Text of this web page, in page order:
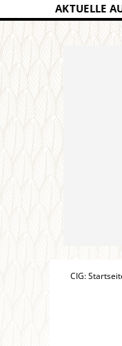
AKTUELLE
CIG: